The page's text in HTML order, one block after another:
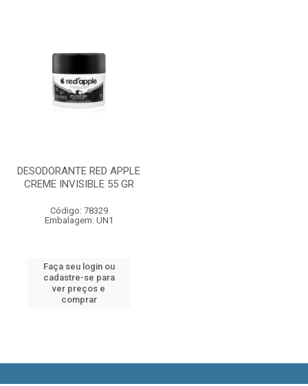
DESODORANTE RED APPLE
CREME INVISIBLE 55 GR
Código: 78329
Embalagem: UN1
Faça seu login ou
cadastre-se para
ver preços e
comprar